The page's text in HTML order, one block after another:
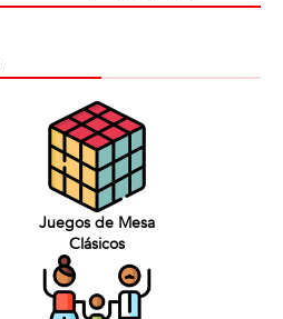
Juegos de Mesa
Clásicos